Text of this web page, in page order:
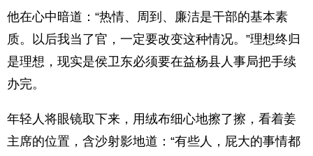
他在心中暗道：“热情、周到、廉洁是干部的基本素
质。以后我当了官，一定要改变这种情况。”理想终归
是理想，现实是侯卫东必须要在益杨县人事局把手续
办完。
年轻人将眼镜取下来，用绒布细心地擦了擦，看着姜
主席的位置，含沙射影地道：“有些人，屁大的事情都